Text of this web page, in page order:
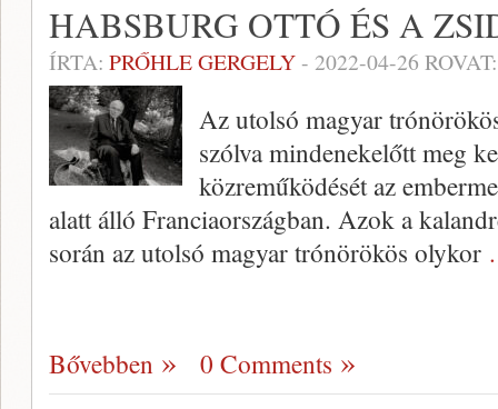
HABSBURG OTTÓ ÉS A
ÍRTA: PRŐHLE GERGELY- 2022-04-26
Az utolsó magyar
szólva mindenekelőtt meg
közreműködését az
alatt álló Franciaországban. Azok a
során az utolsó magyar trónörökös olykor
Bővebben 0 Comments